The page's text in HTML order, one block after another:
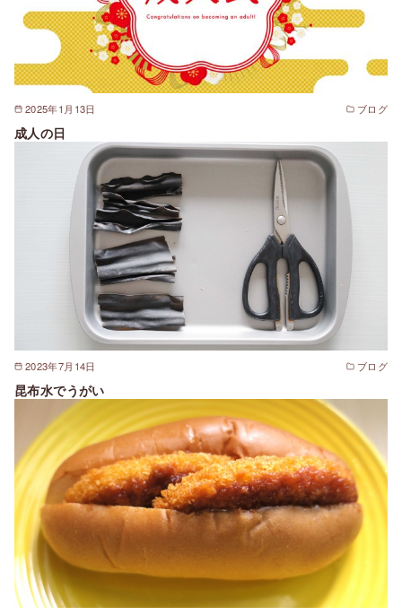
2025年1月13日 ブログ
成人の日
2023年7月14日 ブログ
昆布水でうがい